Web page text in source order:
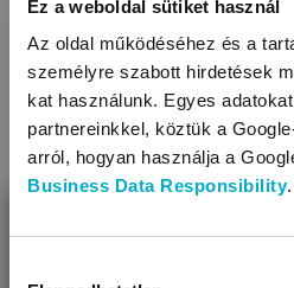
Ez a weboldal sütiket használ
Az oldal működéséhez és a
személyre szabott hirdetések
kat használunk. Egyes
partnereinkkel, köztük a
arról, hogyan használja a
Business Data Responsibility.
Csizmák